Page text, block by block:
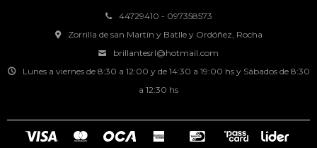
44729410 - 097358573
Zorrilla de san Martín y Batlle y Ordóñez, Rocha
brillantesrl@hotmail.com
Lunes a viernes de 8:30 a 12:00 y de 14:30 a 19:00 hs y Sábados de 8:30
a 12:30 hs